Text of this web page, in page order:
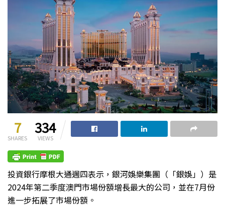
7
SHARES
334
VIEWS
投資銀行摩根大通週四表示，銀河娛樂集團（「銀娛」）是
2024年第二季度澳門市場份額增長最大的公司，並在7月份
進一步拓展了市場份額。